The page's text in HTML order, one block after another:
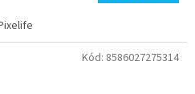
Kód: 8586027275314